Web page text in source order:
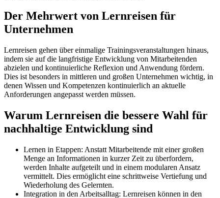
Der Mehrwert von Lernreisen für
Unternehmen
Lernreisen gehen über einmalige Trainingsveranstaltungen hinaus,
indem sie auf die langfristige Entwicklung von Mitarbeitenden
abzielen und kontinuierliche Reflexion und Anwendung fördern.
Dies ist besonders in mittleren und großen Unternehmen wichtig, in
denen Wissen und Kompetenzen kontinuierlich an aktuelle
Anforderungen angepasst werden müssen.
Warum Lernreisen die bessere Wahl für
nachhaltige Entwicklung sind
Lernen in Etappen: Anstatt Mitarbeitende mit einer großen
Menge an Informationen in kurzer Zeit zu überfordern,
werden Inhalte aufgeteilt und in einem modularen Ansatz
vermittelt. Dies ermöglicht eine schrittweise Vertiefung und
Wiederholung des Gelernten.
Integration in den Arbeitsalltag: Lernreisen können in den